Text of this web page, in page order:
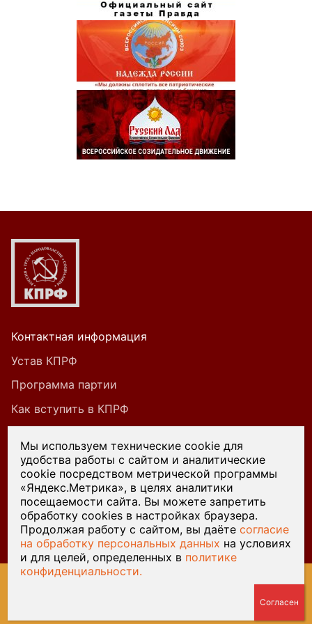
Контактная информация
Устав КПРФ
Программа партии
Как вступить в КПРФ
При цитировании или ином использовании
материалов, опубликованных на страницах
сайта kprf45.ru, ссылка на источник обязательна.
© 2026 Курганский обком КПРФ — Разработка сайтаВеб-
Мы используем технические cookie для
удобства работы с сайтом и аналитические
cookie посредством метрической программы
«Яндекс.Метрика», в целях аналитики
посещаемости сайта. Вы можете запретить
обработку cookies в настройках браузера.
Продолжая работу с сайтом, вы даётесогласие
на обработку персональных данных на условиях
и для целей, определенных в политике
конфиденциальности.